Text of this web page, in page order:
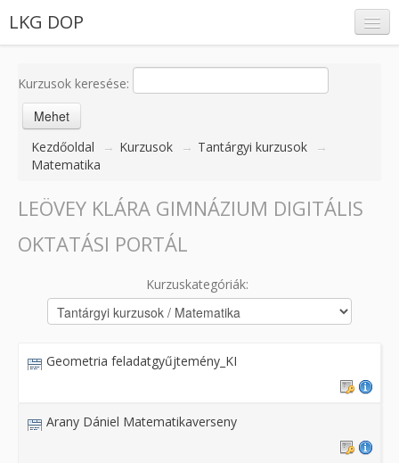
LKG DOP
Belépés
Kurzusok keresése:
Kezdőoldal → Kurzusok → Tantárgyi kurzusok
→
Matematika
LEÖVEY KLÁRA GIMNÁZIUM DIGITÁLIS
OKTATÁSI PORTÁL
Kurzuskategóriák:
Geometria feladatgyűjtemény_KI
Arany Dániel Matematikaverseny